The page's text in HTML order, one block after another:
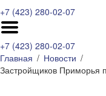
+7 (423) 280-02-07
+7 (423) 280-02-07
Главная
Новости
Застройщиков Приморья